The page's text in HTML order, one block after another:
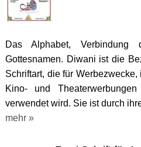
Das Alphabet,
Gottesnamen. Diwani ist die
Schriftart, die für
Kino- und
verwendet wird. Sie ist durch
mehr »